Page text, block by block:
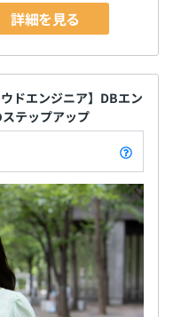
詳細を見る
ドエンジニア】DBエン
テップアップ